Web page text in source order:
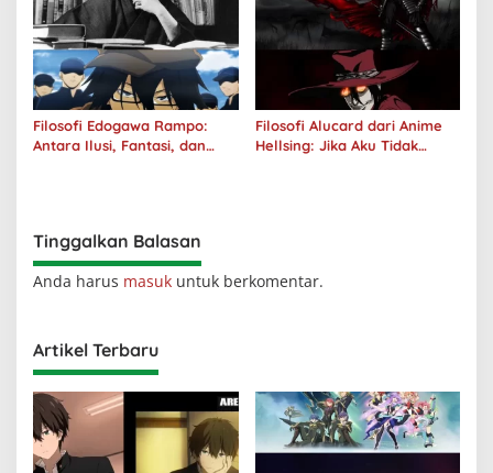
Filosofi Edogawa Rampo:
Antara Ilusi, Fantasi, dan
Filosofi Alucard dari Anime
Hellsing: Jika Aku Tidak
Tinggalkan Balasan
Anda harus masuk untuk berkomentar.
Artikel Terbaru